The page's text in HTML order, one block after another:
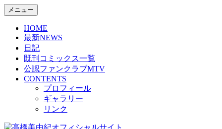
コ
ン高橋美由紀オフィシャルサイト
Miyuki Takahasi Official Site.
メニュー
HOME
最新NEWS
日記
既刊コミックス一覧
公認ファンクラブMTV
CONTENTS
プロフィール
ギャラリー
リンク